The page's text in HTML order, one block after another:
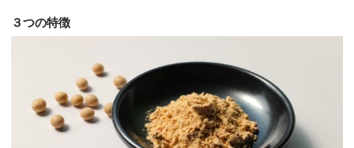
３つの特徴